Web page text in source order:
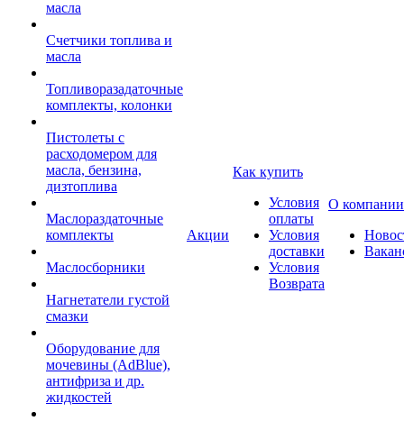
масла
Счетчики топлива и
масла
Топливоразадаточные
комплекты, колонки
Пистолеты с
расходомером для
масла, бензина,
дизтоплива
Маслораздаточные
комплекты
Маслосборники
Нагнетатели густой
смазки
Оборудование для
мочевины (AdBlue),
антифриза и др.
жидкостей
Акции
Как купить
Условия
оплаты
Условия
доставки
Условия
Возврата
О компании